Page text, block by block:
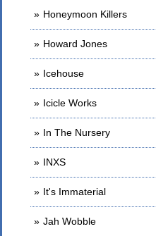
Honeymoon Killers
Howard Jones
Icehouse
Icicle Works
In The Nursery
INXS
It's Immaterial
Jah Wobble